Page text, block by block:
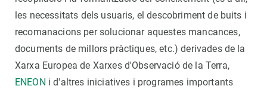
les necessitats dels usuaris, el descobriment de buits i
recomanacions per solucionar aquestes mancances,
documents de millors pràctiques, etc.) derivades de la
Xarxa Europea de Xarxes d'Observació de la Terra,
ENEON i d'altres iniciatives i programes importants